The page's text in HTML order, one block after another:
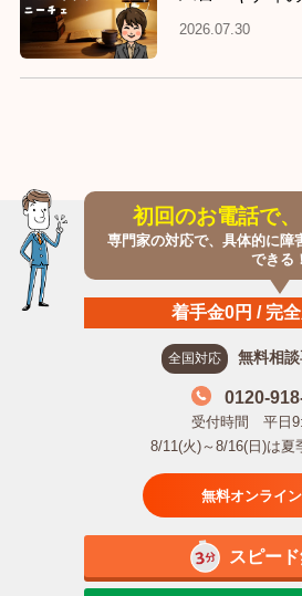
2026.07.30
初回のお電話で
専門家の対応で、具体的に障
できる！
着手金0円 / 完
全国対応 無料相
0120-
受付時間 平日
8/11(火)～8/16(日)は夏
無料オンライ
スピー